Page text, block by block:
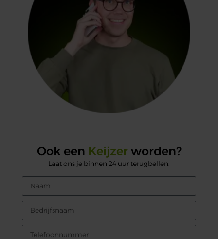
Ook een Keijzer worden?
Laat ons je binnen 24 uur terugbellen.